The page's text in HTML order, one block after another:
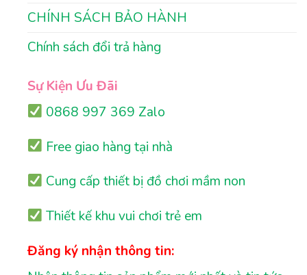
CHÍNH SÁCH BẢO HÀNH
Chính sách đổi trả hàng
Sự Kiện Ưu Đãi
0868 997 369 Zalo
Free giao hàng tại nhà
Cung cấp thiết bị đồ chơi mầm non
Thiết kế khu vui chơi trẻ em
Đăng ký nhận thông tin: